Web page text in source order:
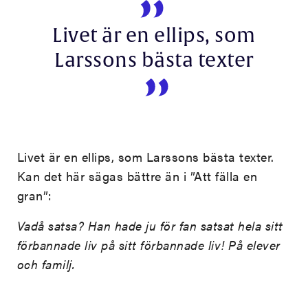
Livet är en ellips, som
Larssons bästa texter
Livet är en ellips, som Larssons bästa texter.
Kan det här sägas bättre än i ”Att fälla en
gran”:
Vadå satsa? Han hade ju för fan satsat hela sitt
förbannade liv på sitt förbannade liv! På elever
och familj.